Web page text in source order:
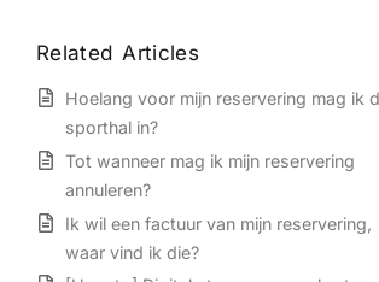
Related Articles
Hoelang voor mijn reservering mag ik
sporthal in?
Tot wanneer mag ik mijn reservering
annuleren?
Ik wil een factuur van mijn reservering,
waar vind ik die?